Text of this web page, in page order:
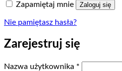
Zapamiętaj mnie Zaloguj się
Nie pamiętasz hasła?
Zarejestruj się
Nazwa użytkownika *